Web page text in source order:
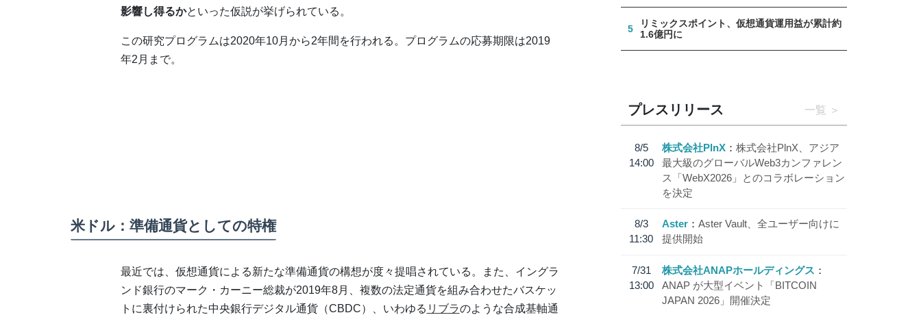
影響し得るかといった仮説が挙げられている。
この研究プログラムは2020年10月から2年間を行われる。プログラムの応募期限は2019
年2月まで。
米ドル：準備通貨としての特権
最近では、仮想通貨による新たな準備通貨の構想が度々提唱されている。また、イングラ
ンド銀行のマーク・カーニー総裁が2019年8月、複数の法定通貨を組み合わせたバスケッ
トに裏付けられた中央銀行デジタル通貨（CBDC）、いわゆる リブラのような合成基軸通
5
リミックスポイント、仮想通貨運用益が累計約
1.6億円に
プレスリリース 一覧
8/5
14:00
株式会社PlnX
株式会社PlnX、アジア
最大級のグローバルWeb3カンファレン
ス「WebX2026」とのコラボレーション
を決定
8/3
11:30
Aster
Aster Vault、全ユーザー向けに
提供開始
7/31
13:00
株式会社ANAPホールディングス
ANAP が大型イベント「BITCOIN
JAPAN 2026」開催決定